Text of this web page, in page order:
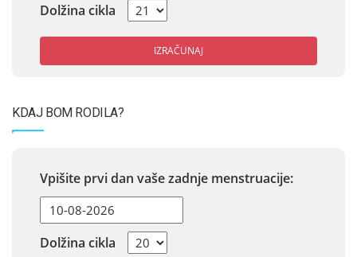
Dolžina cikla
IZRAČUNAJ
KDAJ BOM RODILA?
Vpišite prvi dan vaše zadnje menstruacije:
Dolžina cikla